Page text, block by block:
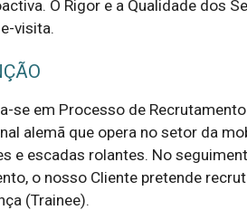
O Rigor e a Qualidade dos
visita.
se em Processo de
alemã que opera no setor da
e escadas rolantes. No
o nosso Cliente pretende
(Trainee).